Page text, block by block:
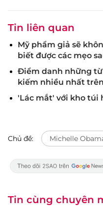
Tin liên quan
Mỹ phẩm giả sẽ
biết được các mẹo
Điểm danh những
kiếm nhiều nhất
'Lác mắt' với kho túi
Chủ đề: Michelle
Tin cùng chuyên